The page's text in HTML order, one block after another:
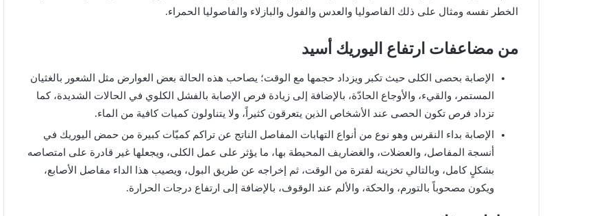
الخطر نفسه ومثال على ذلك الفاصوليا والعدس والفول والبازلاء والفاصوليا الحمراء.
من مضاعفات ارتفاع اليوريك أسيد
الإصابة بحصى الكلى حيث تكبر ويزداد حجمها مع الوقت؛ يصاحب هذه الحالة بعض العوارض مثل الشعور بالغثيان
المستمر، والقيء، والأوجاع الحادّة، بالإضافة إلى زيادة فرص الإصابة بالفشل الكلوي في الحالات الشديدة، كما
تزداد فرص تكون الحصى عند الأشخاص الذين يتعرقون كثيراً، ولا يتناولون كميات كافية من الماء.
الإصابة بداء النقرس وهو نوع من أنواع التهابات المفاصل الناتج عن تراكم كميّات كبيرة من حمض اليوريك في
أنسجة المفاصل، والعضلات، والغضاريف المحيطة بها، ما يؤثر على عمل الكلى، ويجعلها غير قادرة على امتصاصه
بشكلٍ كامل، وبالتالي تخزينه لفترة من الوقت، ثم إخراجه عن طريق البول، ويصيب هذا الداء مفاصل الأصابع،
ويكون مصحوباً بالتورم، والحكة، والألم عند الوقوف، بالإضافة إلى ارتفاع درجات الحرارة.